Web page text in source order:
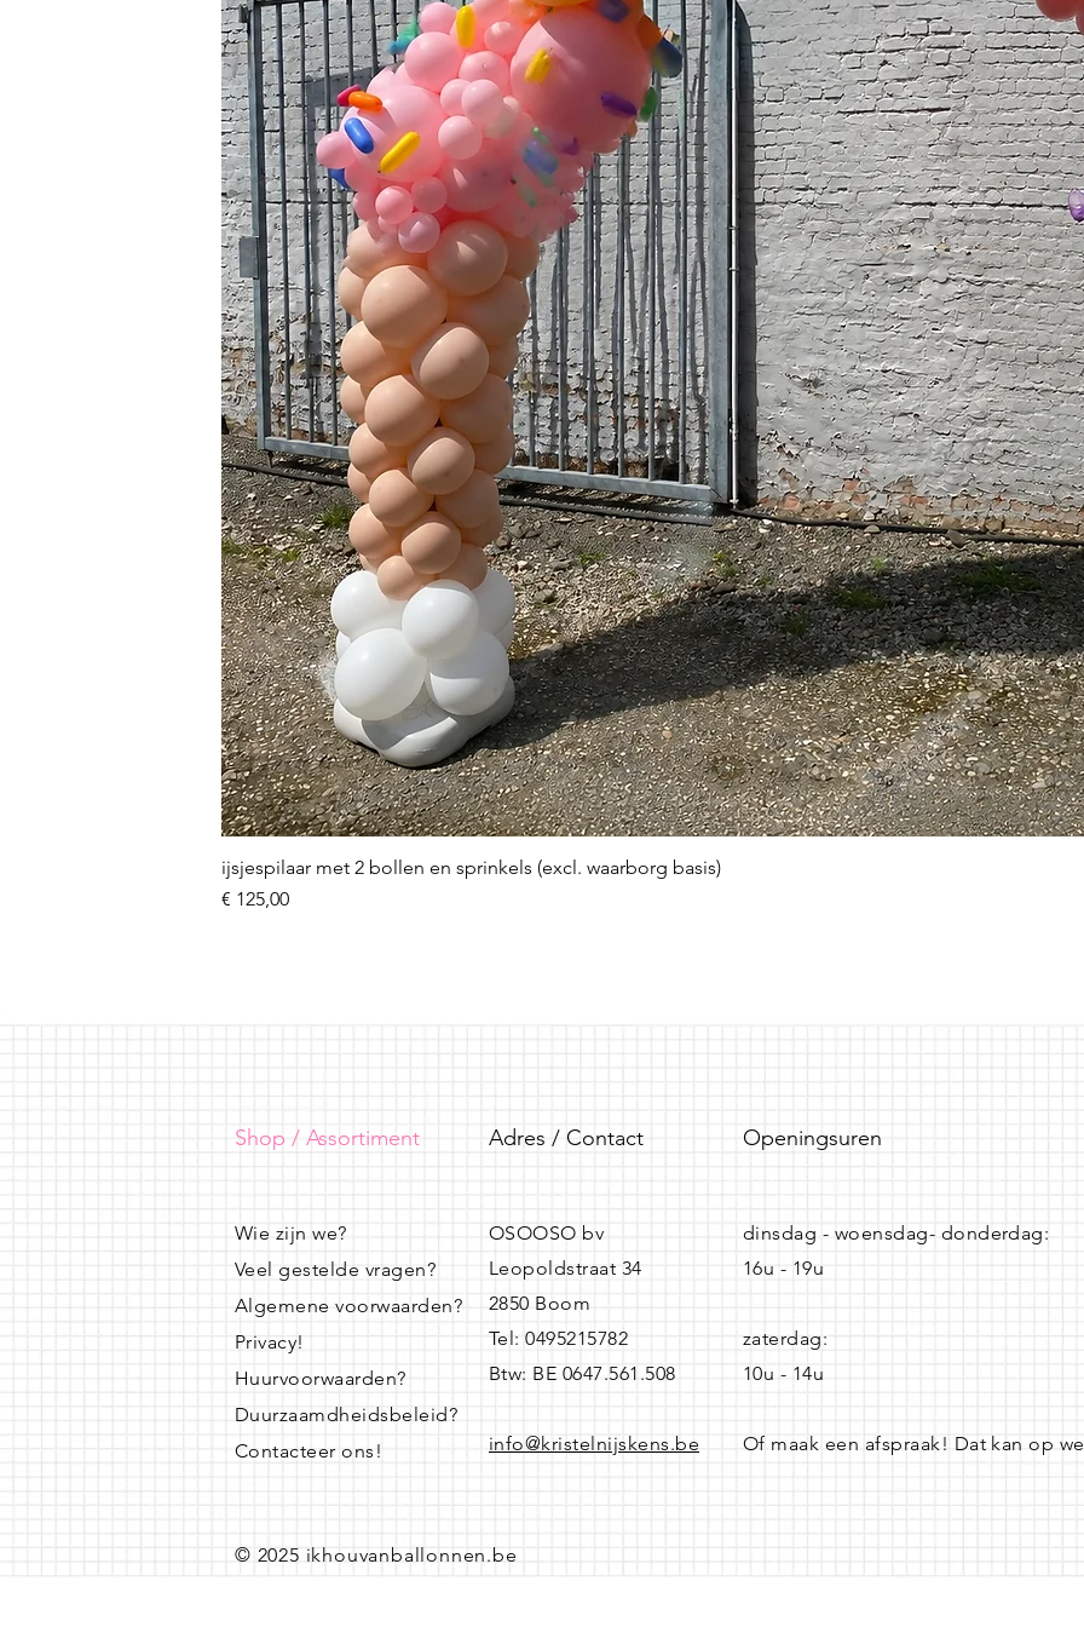
ijsjespilaar met 2 bollen en sprinkels (excl. waarborg basis)
Prijs
€ 125,00
Shop / Assortiment Adres / Contact Openingsuren
Wie zijn we?
Veel gestelde vragen?
Algemene voorwaarden?
Privacy!
Huurvoorwaarden?
Duurzaamdheidsbeleid?
Contacteer ons!
OSOOSO bv
Leopoldstraat 34
2850 Boom
Tel: 0495215782
Btw: BE 0647.561.508
info@kristelnijskens.be
dinsdag - woensdag- donderdag:
16u - 19u
zaterdag:
10u - 14u
Of maak een afspraak! Dat kan op
© 2025 ikhouvanballonnen.be